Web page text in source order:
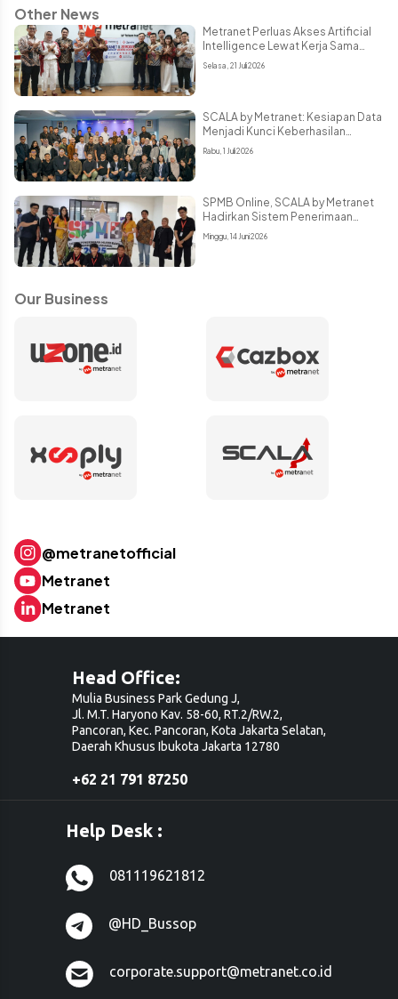
Other News
Metranet Perluas Akses Artificial
Intelligence Lewat Kerja Sama
Strategis dengan Zevolve AI
Selasa, 21 Juli 2026
SCALA by Metranet: Kesiapan Data
Menjadi Kunci Keberhasilan
Implementasi AI di Berbagai
Rabu, 1 Juli 2026
SPMB Online, SCALA by Metranet
Hadirkan Sistem Penerimaan
Peserta Didik Terintegrasi dan
Andal
Minggu, 14 Juni 2026
Our Business
@metranetofficial
Metranet
Metranet
Head Office:
Mulia Business Park Gedung J,
Jl. M.T. Haryono Kav. 58-60, RT.2/RW.2,
Pancoran, Kec. Pancoran, Kota Jakarta Selatan,
Daerah Khusus Ibukota Jakarta 12780
+62 21 791 87250
Help Desk :
081119621812
@HD_Bussop
corporate.support@metranet.co.id